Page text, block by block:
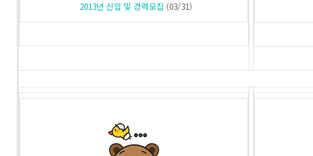
2013년 신입 및 경력모집 (03/31)